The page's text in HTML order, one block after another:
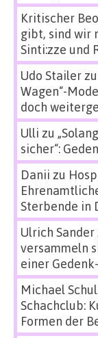
Kritischer
gibt, sind wir
Sinti:zze und
Udo Stailerzu
Wagen“-
doch
Ulli zu
sicher“:
Danii zu
Sterbende in
Ulrich Sander
versammeln
einer
Michael
Schachclub:
Formen der